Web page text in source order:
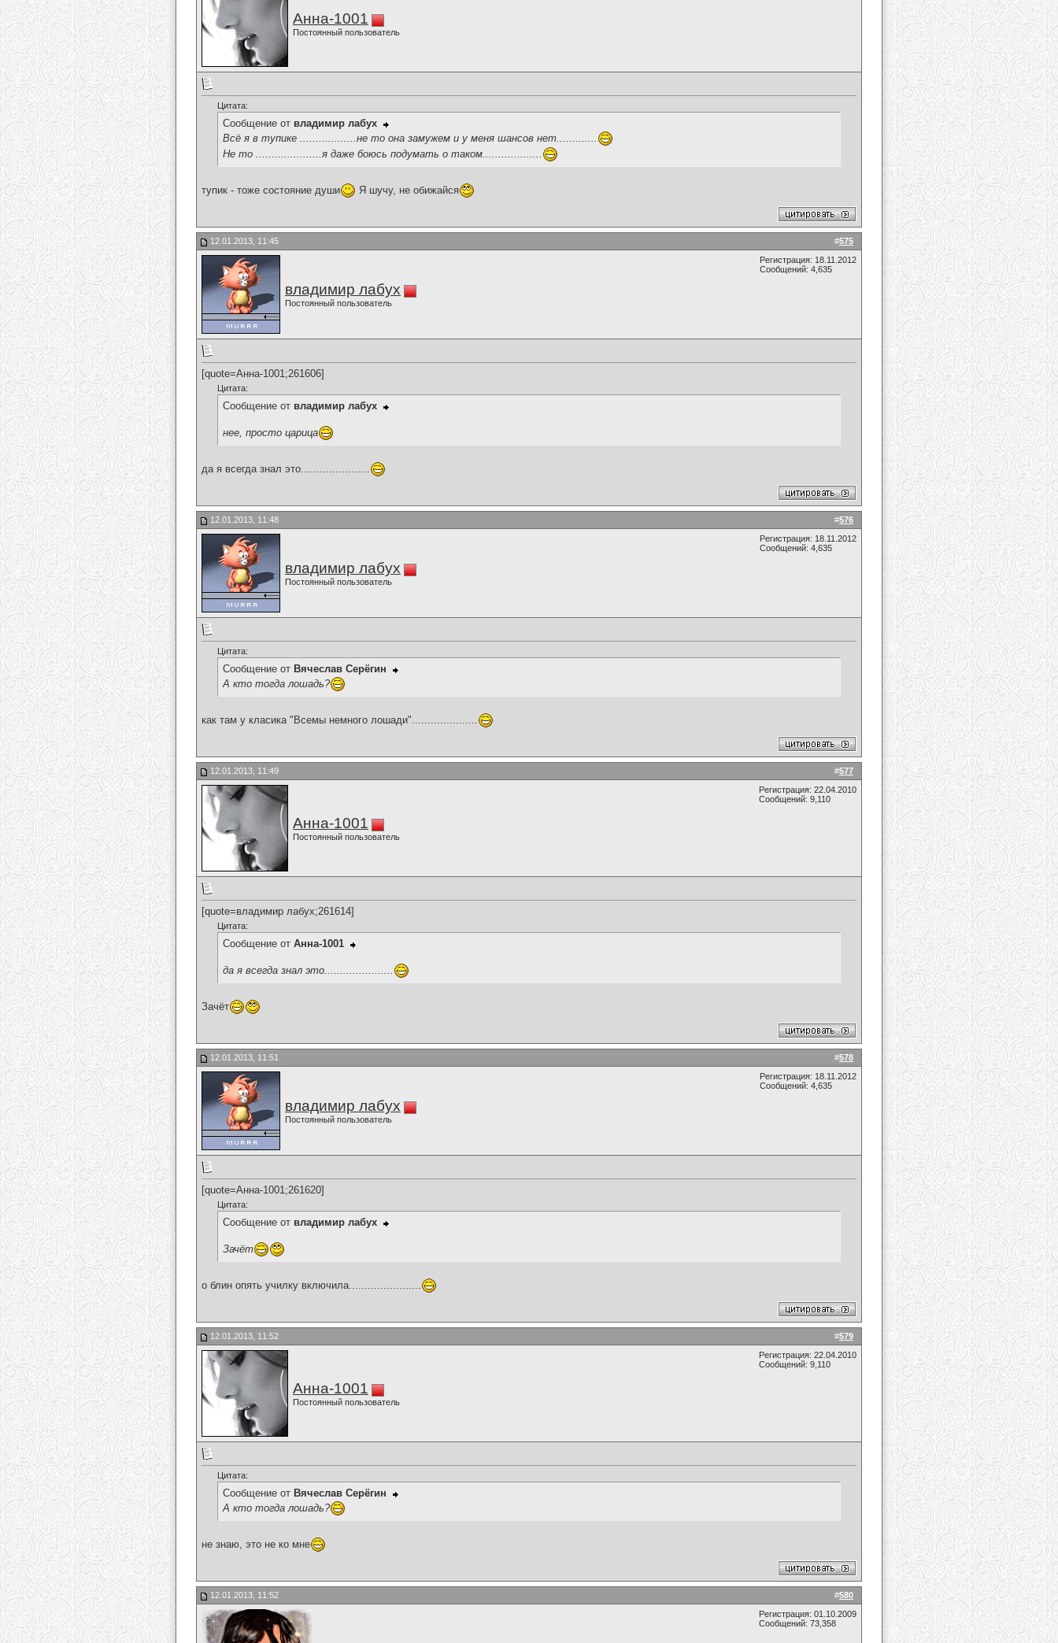
Анна-1001
Постоянный пользователь
Цитата:
Сообщение от владимир лабух
Всё я в тупике ..................не то она замужем и у меня шансов нет.............
Не то .....................я даже боюсь подумать о таком...................
тупик - тоже состояние души Я шучу, не обижайся
#575
12.01.2013, 11:45
владимир лабух
Постоянный пользователь
Регистрация: 18.11.2012
Сообщений: 4,635
[quote=Анна-1001;261606]
Цитата:
Сообщение от владимир лабух
нее, просто царица
да я всегда знал это......................
#576
12.01.2013, 11:48
владимир лабух
Постоянный пользователь
Регистрация: 18.11.2012
Сообщений: 4,635
Цитата:
Сообщение от Вячеслав Серёгин
А кто тогда лошадь?
как там у класика "Всемы немного лошади".....................
#577
12.01.2013, 11:49
Анна-1001
Постоянный пользователь
Регистрация: 22.04.2010
Сообщений: 9,110
[quote=владимир лабух;261614]
Цитата:
Сообщение от Анна-1001
да я всегда знал это......................
Зачёт
#578
12.01.2013, 11:51
владимир лабух
Постоянный пользователь
Регистрация: 18.11.2012
Сообщений: 4,635
[quote=Анна-1001;261620]
Цитата:
Сообщение от владимир лабух
Зачёт
о блин опять училку включила.......................
#579
12.01.2013, 11:52
Анна-1001
Постоянный пользователь
Регистрация: 22.04.2010
Сообщений: 9,110
Цитата:
Сообщение от Вячеслав Серёгин
А кто тогда лошадь?
не знаю, это не ко мне
#580
12.01.2013, 11:52
Регистрация: 01.10.2009
Сообщений: 73,358